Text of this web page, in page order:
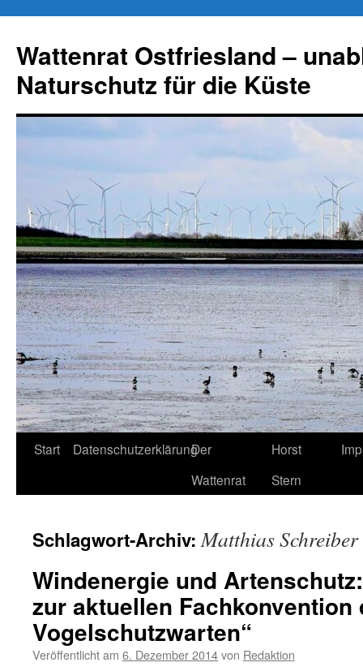
springen
Wattenrat Ostfriesland –
Naturschutz für die Küste
Start DatenschutzerklärungDer
Wattenrat
Horst
Stern
Schlagwort-Archiv:Matthias Schreiber
Windenergie und
zur aktuellen Fachkonvention
Vogelschutzwarten“
Veröffentlicht am 6. Dezember 2014von Redaktion